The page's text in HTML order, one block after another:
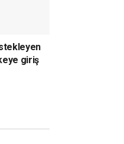
giriş